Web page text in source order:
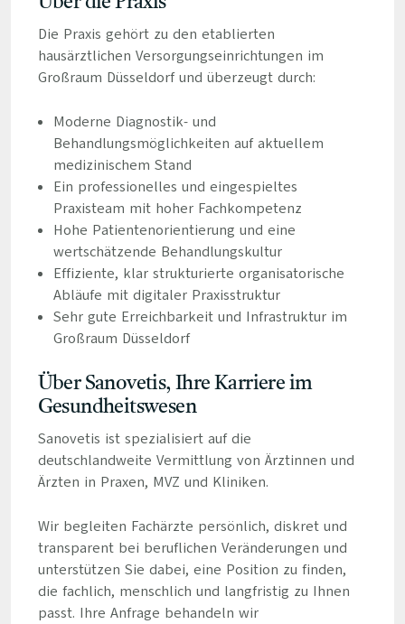
Die Praxis gehört zu den etablierten
hausärztlichen Versorgungseinrichtungen im
Großraum Düsseldorf und überzeugt durch:
Moderne Diagnostik- und
Behandlungsmöglichkeiten auf aktuellem
medizinischem Stand
Ein professionelles und eingespieltes
Praxisteam mit hoher Fachkompetenz
Hohe Patientenorientierung und eine
wertschätzende Behandlungskultur
Effiziente, klar strukturierte organisatorische
Abläufe mit digitaler Praxisstruktur
Sehr gute Erreichbarkeit und Infrastruktur im
Großraum Düsseldorf
Über Sanovetis, Ihre Karriere im
Gesundheitswesen
Sanovetis ist spezialisiert auf die
deutschlandweite Vermittlung von Ärztinnen und
Ärzten in Praxen, MVZ und Kliniken.
Wir begleiten Fachärzte persönlich, diskret und
transparent bei beruflichen Veränderungen und
unterstützen Sie dabei, eine Position zu finden,
die fachlich, menschlich und langfristig zu Ihnen
passt. Ihre Anfrage behandeln wir